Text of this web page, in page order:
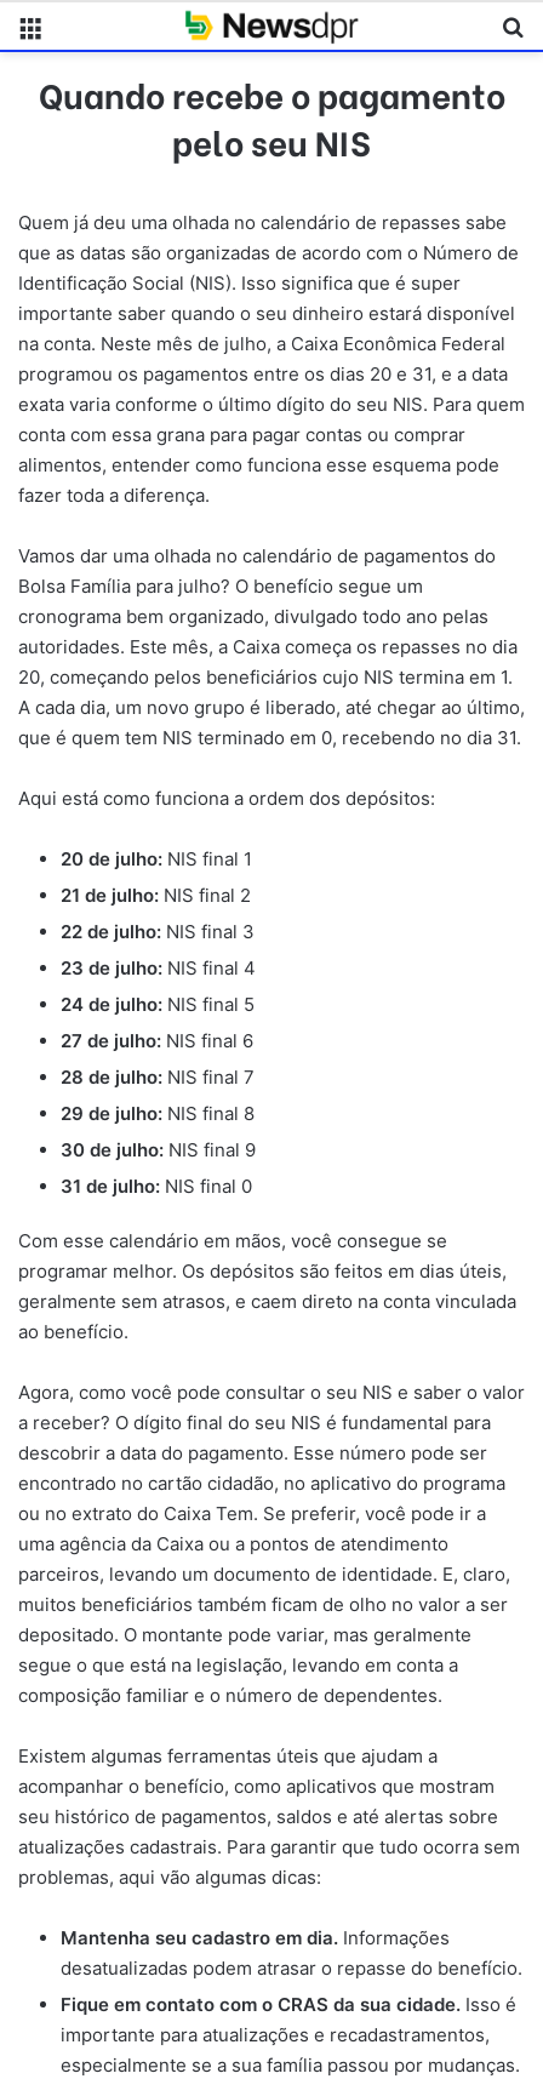
Quando recebe o pagamento
pelo seu NIS
Quem já deu uma olhada no calendário de repasses sabe
que as datas são organizadas de acordo com o Número de
Identificação Social (NIS). Isso significa que é super
importante saber quando o seu dinheiro estará disponível
na conta. Neste mês de julho, a Caixa Econômica Federal
programou os pagamentos entre os dias 20 e 31, e a data
exata varia conforme o último dígito do seu NIS. Para quem
conta com essa grana para pagar contas ou comprar
alimentos, entender como funciona esse esquema pode
fazer toda a diferença.
Vamos dar uma olhada no calendário de pagamentos do
Bolsa Família para julho? O benefício segue um
cronograma bem organizado, divulgado todo ano pelas
autoridades. Este mês, a Caixa começa os repasses no dia
20, começando pelos beneficiários cujo NIS termina em 1.
A cada dia, um novo grupo é liberado, até chegar ao último,
que é quem tem NIS terminado em 0, recebendo no dia 31.
Aqui está como funciona a ordem dos depósitos:
20 de julho: NIS final 1
21 de julho: NIS final 2
22 de julho: NIS final 3
23 de julho: NIS final 4
24 de julho: NIS final 5
27 de julho: NIS final 6
28 de julho: NIS final 7
29 de julho: NIS final 8
30 de julho: NIS final 9
31 de julho: NIS final 0
Com esse calendário em mãos, você consegue se
programar melhor. Os depósitos são feitos em dias úteis,
geralmente sem atrasos, e caem direto na conta vinculada
ao benefício.
Agora, como você pode consultar o seu NIS e saber o valor
a receber? O dígito final do seu NIS é fundamental para
descobrir a data do pagamento. Esse número pode ser
encontrado no cartão cidadão, no aplicativo do programa
ou no extrato do Caixa Tem. Se preferir, você pode ir a
uma agência da Caixa ou a pontos de atendimento
parceiros, levando um documento de identidade. E, claro,
muitos beneficiários também ficam de olho no valor a ser
depositado. O montante pode variar, mas geralmente
segue o que está na legislação, levando em conta a
composição familiar e o número de dependentes.
Existem algumas ferramentas úteis que ajudam a
acompanhar o benefício, como aplicativos que mostram
seu histórico de pagamentos, saldos e até alertas sobre
atualizações cadastrais. Para garantir que tudo ocorra sem
problemas, aqui vão algumas dicas:
Mantenha seu cadastro em dia. Informações
desatualizadas podem atrasar o repasse do benefício.
Fique em contato com o CRAS da sua cidade. Isso é
importante para atualizações e recadastramentos,
especialmente se a sua família passou por mudanças.